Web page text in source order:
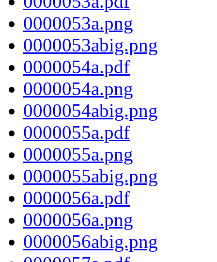
0000053a.png
0000053abig.png
0000054a.pdf
0000054a.png
0000054abig.png
0000055a.pdf
0000055a.png
0000055abig.png
0000056a.pdf
0000056a.png
0000056abig.png